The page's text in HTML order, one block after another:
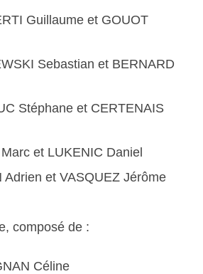
Guillaume et GOUOT
Sebastian et BERNARD
Stéphane et CERTENAIS
et LUKENIC Daniel
Adrien et VASQUEZ Jérôme
composé de :
Céline